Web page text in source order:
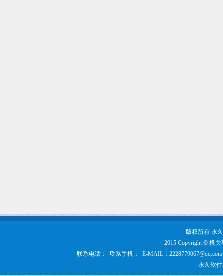
版权所有 永
2015 Copyright © 机
联系电话： 联系手机： E-MAIL：
永久软